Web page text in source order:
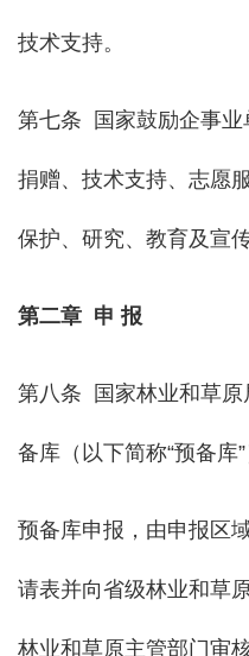
技术支持。
第七条 国家鼓励企事业
捐赠、技术支持、志愿
保护、研究、教育及宣传
第二章 申 报
第八条 国家林业和草原
备库（以下简称“预备库”
预备库申报，由申报区
请表并向省级林业和草
林业和草原主管部门审